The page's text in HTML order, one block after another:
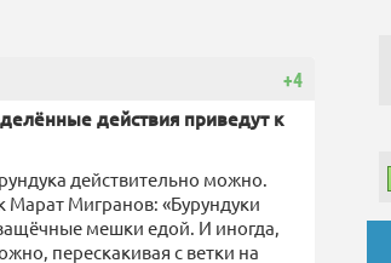
+4
действия приведут к
действительно можно.
Марат Мигранов: «Бурундуки
мешки едой. И иногда,
перескакивая с ветки на